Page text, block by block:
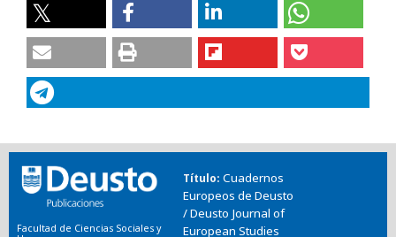
Facultad de Ciencias Sociales y
Título Cuadernos
Europeos de Deusto
/ Deusto Journal of
European Studies